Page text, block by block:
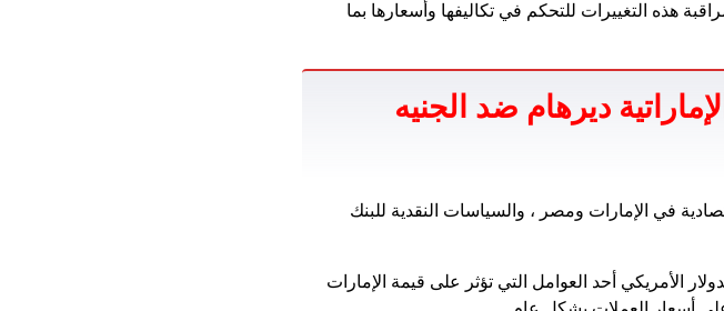
هذه التغييرات للتحكم في تكاليفها وأسعارها بما
ديرهام ضد الجنيه
في الإمارات ومصر ، والسياسات النقدية للبنك
الأمريكي أحد العوامل التي تؤثر على قيمة الإمارات